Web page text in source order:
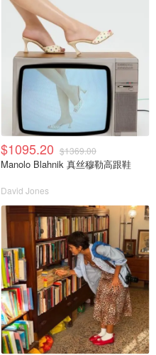
$1095.20 $1369.00
Manolo Blahnik 真丝穆勒高跟鞋
David Jones